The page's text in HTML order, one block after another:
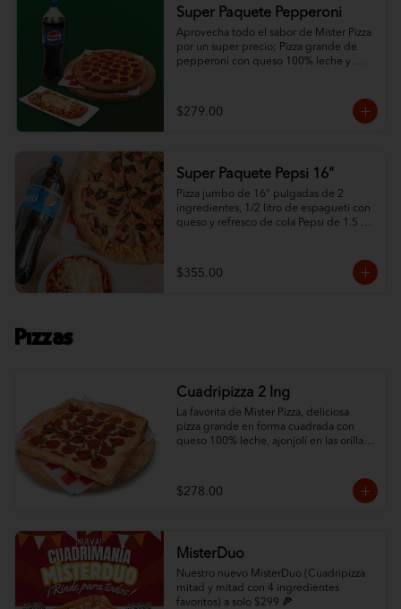
Super Paquete Pepperoni
Aprovecha todo el sabor de Mister Pizza
por un super precio; Pizza grande de
pepperoni con queso 100% leche y
de 1.5 L.
$279.00
Super Paquete Pepsi 16"
Pizza jumbo de 16" pulgadas de 2
ingredientes, 1/2 litro de espagueti con
queso y refresco de cola Pepsi de 1.5
$355.00
Pizzas
Cuadripizza 2 Ing
La favorita de Mister Pizza, deliciosa
pizza grande en forma cuadrada con
queso 100% leche, ajonjolí en las orillas
$278.00
MisterDuo
Nuestro nuevo MisterDuo (Cuadripizza
mitad y mitad con 4 ingredientes
favoritos) a solo $299 🍕